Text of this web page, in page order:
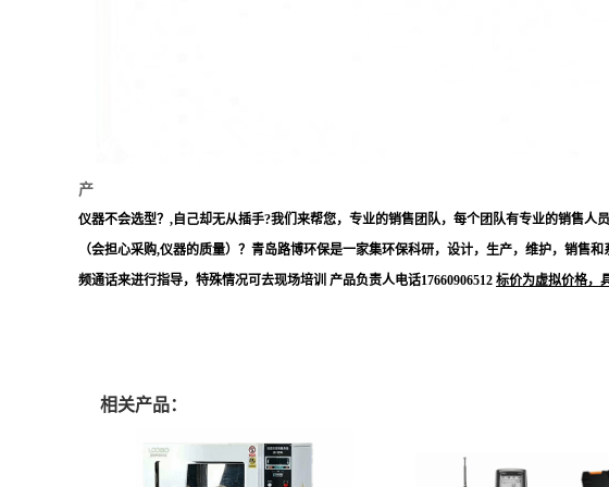
产
仪器不会选型？ ,自己却无从插手?我们 来帮您， 专业的销售团队，每个团队有专业的销售人
（会担心采购,仪器的质量） ？ 青岛路博环保是一家集环保科研，设计，生产，维护，销售
频通话来进行指导，特殊情况可去现场培训
产品负责人电话17660906512 标价为虚拟价格，
相关产品：